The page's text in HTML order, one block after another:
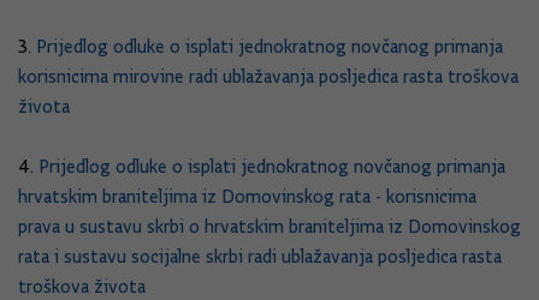
3. Prijedlog odluke o isplati jednokratnog novčanog primanja
korisnicima mirovine radi ublažavanja posljedica rasta troškova
života
4. Prijedlog odluke o isplati jednokratnog novčanog primanja
hrvatskim braniteljima iz Domovinskog rata - korisnicima
prava u sustavu skrbi o hrvatskim braniteljima iz Domovinskog
rata i sustavu socijalne skrbi radi ublažavanja posljedica rasta
troškova života